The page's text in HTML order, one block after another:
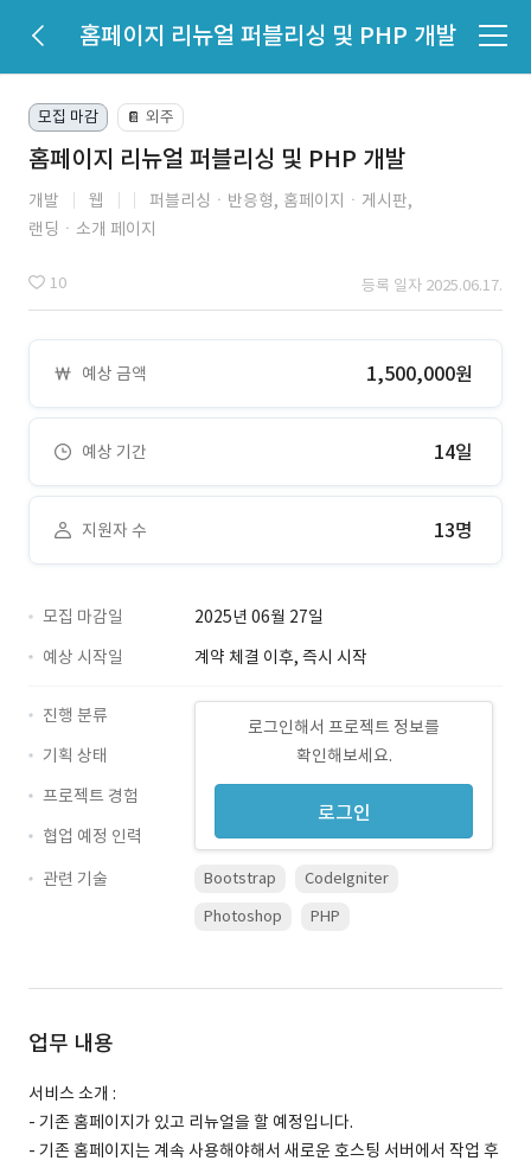
홈페이지 리뉴얼 퍼블리싱 및 PHP 개발
모집 마감 📔 외주
홈페이지 리뉴얼 퍼블리싱 및 PHP 개발
개발 웹 퍼블리싱ㆍ반응형, 홈페이지ㆍ게시판,
랜딩ㆍ소개 페이지
10 등록 일자 2025.06.17.
예상 금액 1,500,000원
예상 기간 14일
지원자 수 13명
모집 마감일
2025년 06월 27일
예상 시작일
계약 체결 이후, 즉시 시작
로그인해서 프로젝트 정보를
확인해보세요.
로그인
진행 분류
기획 상태
프로젝트 경험
협업 예정 인력
관련 기술
Bootstrap
CodeIgniter
Photoshop
PHP
업무 내용
서비스 소개 :
- 기존 홈페이지가 있고 리뉴얼을 할 예정입니다.
- 기존 홈페이지는 계속 사용해야해서 새로운 호스팅 서버에서 작업 후